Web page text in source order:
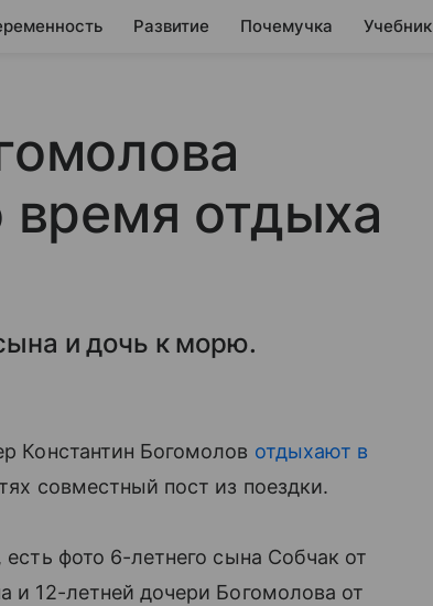
Развитие Почемучка Учебник
время отдыха
и дочь к морю.
Константин Богомолов отдыхают в
совместный пост из поездки.
фото 6-летнего сына Собчак от
и 12-летней дочери Богомолова от